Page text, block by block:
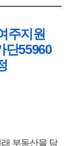
주지원
단55960
부동산을 담